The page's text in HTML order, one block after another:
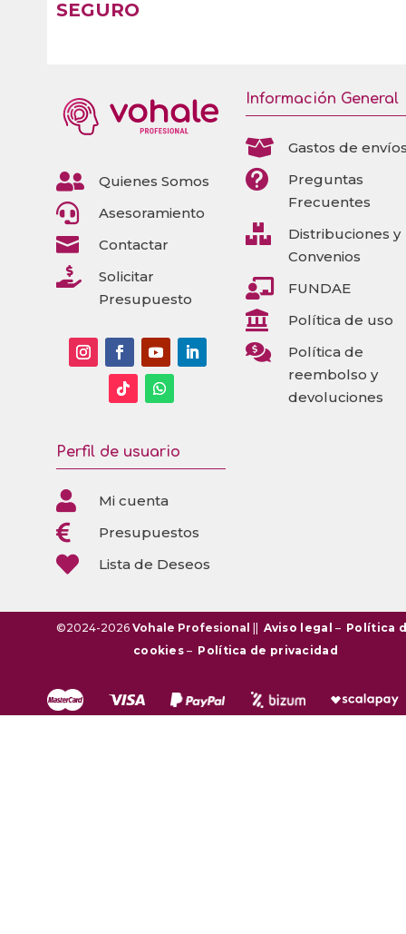
SEGURO
 Quienes Somos
 Asesoramiento
 Contactar

Solicitar
Presupuesto
Información General
 Gastos de

Preguntas
Frecuentes

Distribuciones y
Convenios
 FUNDAE
 Política de uso

Política de
reembolso y
devoluciones
Perfil de usuario
 Mi cuenta
 Presupuestos
 Lista de Deseos
©2024-2026 Vohale Profesional Aviso legal – Política
cookies– Política de privacidad